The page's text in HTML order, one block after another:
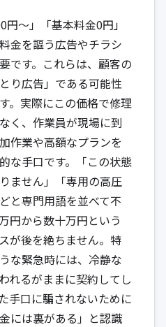
円〜」「基本料金0円」
金を謳う広告やチラシ
です。これらは、顧客の
り広告」である可能性
。実際にこの価格で修理
く、作業員が現場に到
作業や高額なプランを
な手口です。「この状態
ません」「専用の高圧
と専門用語を並べて不
円から数十万円という
が後を絶ちません。特
な緊急時には、冷静な
れるがままに契約してし
手口に騙されないために
には裏がある」と認識